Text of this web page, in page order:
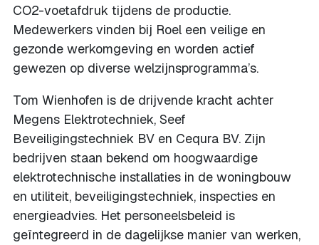
CO2-voetafdruk tijdens de productie.
Medewerkers vinden bij Roel een veilige en
gezonde werkomgeving en worden actief
gewezen op diverse welzijnsprogramma’s.
Tom Wienhofen is de drijvende kracht achter
Megens Elektrotechniek, Seef
Beveiligingstechniek BV en Cequra BV. Zijn
bedrijven staan bekend om hoogwaardige
elektrotechnische installaties in de woningbouw
en utiliteit, beveiligingstechniek, inspecties en
energieadvies. Het personeelsbeleid is
geïntegreerd in de dagelijkse manier van werken,